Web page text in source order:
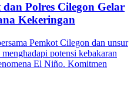
Polres Cilegon Gelar
Kekeringan
Pemkot Cilegon dan unsur
potensi kebakaran
El Niño. Komitmen